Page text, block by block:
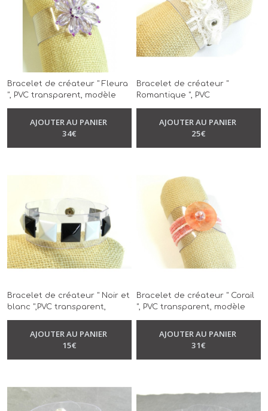
Bracelet de créateur " Fleura
", PVC transparent, modèle
unique, réalisé à la main
BraceletAJOUTER AU PANIER
34€
Bracelet de créateur "
Romantique ", PVC
transparent, modèle unique,
réalisé à la main -Bracelet
AJOUTER AU PANIER
25€
Bracelet de créateur " Noir et
blanc ",PVC transparent,
-Bracelet
AJOUTER AU PANIER
15€
Bracelet de créateur " Corail
", PVC transparent, modèle
BraceletAJOUTER AU PANIER
31€